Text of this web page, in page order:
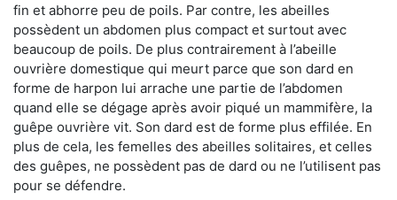
fin et abhorre peu de poils. Par contre, les abeilles
possèdent un abdomen plus compact et surtout avec
beaucoup de poils. De plus contrairement à l’abeille
ouvrière domestique qui meurt parce que son dard en
forme de harpon lui arrache une partie de l’abdomen
quand elle se dégage après avoir piqué un mammifère, la
guêpe ouvrière vit. Son dard est de forme plus effilée. En
plus de cela, les femelles des abeilles solitaires, et celles
des guêpes, ne possèdent pas de dard ou ne l’utilisent pas
pour se défendre.